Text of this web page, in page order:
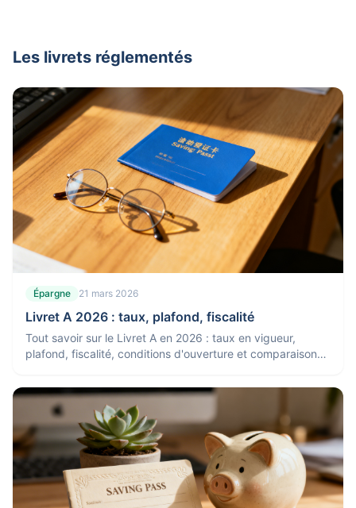
Les livrets réglementés
Épargne 21 mars 2026
Livret A 2026 : taux, plafond, fiscalité
Tout savoir sur le Livret A en 2026 : taux en vigueur,
plafond, fiscalité, conditions d'ouverture et comparaison